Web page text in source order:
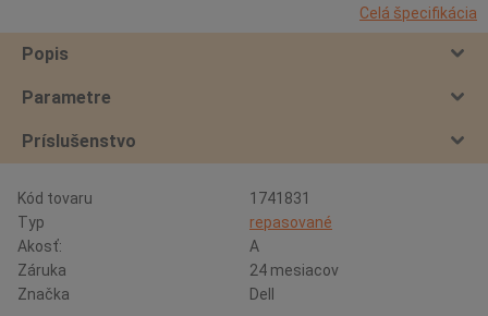
Celá špecifikácia
Popis
Parametre
Príslušenstvo
Kód tovaru
1741831
Typ
repasované
Akosť:
A
Záruka
24 mesiacov
Značka
Dell